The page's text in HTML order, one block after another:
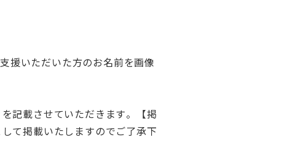
援いただいた方のお名前を画像
記載させていただきます。【掲
て掲載いたしますのでご了承下